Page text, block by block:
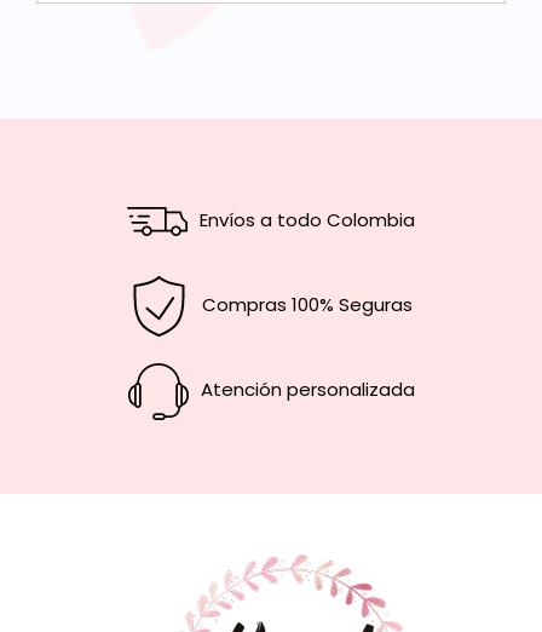
Envíos a todo Colombia
Compras 100% Seguras
Atención personalizada